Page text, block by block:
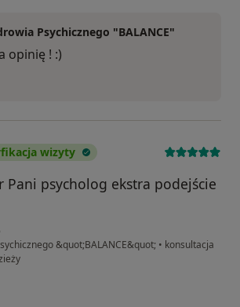
Psychicznego "BALANCE"
opinię ! :)
wizyty
Pani psycholog ekstra podejście
&quot;BALANCE&quot; • konsultacja